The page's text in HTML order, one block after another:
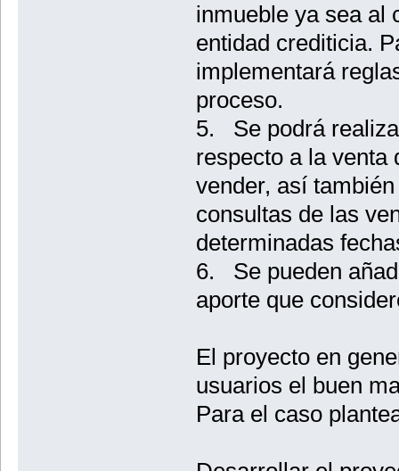
inmueble ya sea al
entidad crediticia.
implementará
proceso.
5. Se podrá
respecto a la venta
vender, así
consultas de las
determinadas
6. Se pueden
aporte que
El proyecto en
usuarios el buen
Para el caso